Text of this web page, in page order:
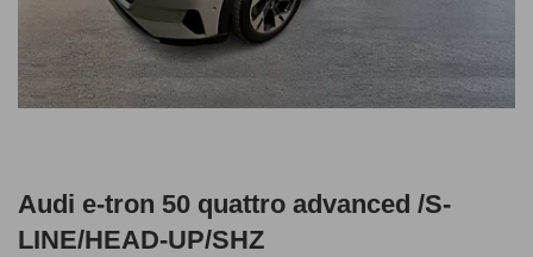
Audi e-tron 50 quattro advanced /S-
LINE/HEAD-UP/SHZ